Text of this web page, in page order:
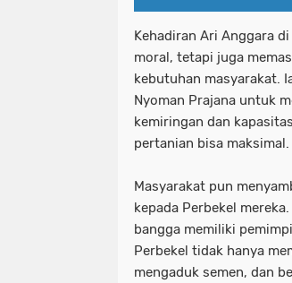
Kehadiran Ari Anggara
moral, tetapi juga
kebutuhan masyarakat.
Nyoman Prajana untuk
kemiringan dan
pertanian bisa maksimal.
Masyarakat pun
kepada Perbekel
bangga memiliki
Perbekel tidak hanya
mengaduk semen, dan